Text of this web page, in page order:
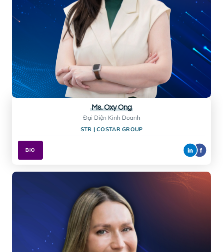
Ms. Betty Pallard
Giám đốc Tầm nhìn Chiến lược